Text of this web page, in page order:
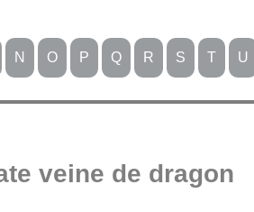
N O P Q R S T U
veine de dragon